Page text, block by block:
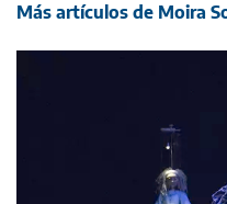
Más artículos de Moira